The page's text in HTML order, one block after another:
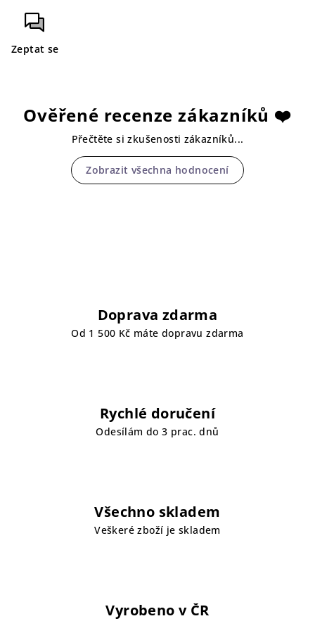
Zeptat se
Ověřené recenze zákazníků ❤️
Přečtěte si zkušenosti zákazníků...
Zobrazit všechna hodnocení
Doprava zdarma
Od 1 500 Kč máte dopravu zdarma
Rychlé doručení
Odesílám do 3 prac. dnů
Všechno skladem
Veškeré zboží je skladem
Vyrobeno v ČR